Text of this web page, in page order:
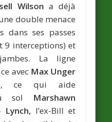
Wilson a déjà
double menace
dans ses passes
9 interceptions) et
La ligne
avec Max Unger
ce qui aide
sol Marshawn
l’ex-Bill et